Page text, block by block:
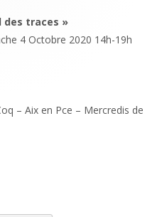
des traces »
4 Octobre 2020 14h-19h
– Aix en Pce – Mercredis de